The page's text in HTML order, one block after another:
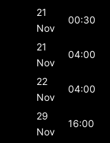
21
Nov
00:30
21
Nov
04:00
22
Nov
04:00
29
Nov
16:00